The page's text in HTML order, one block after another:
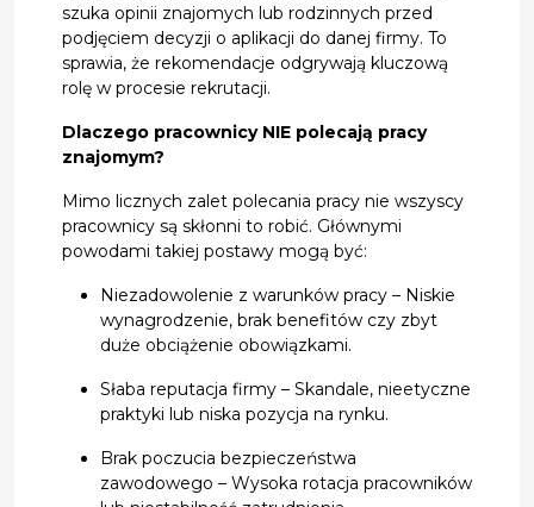
szuka opinii znajomych lub rodzinnych przed
podjęciem decyzji o aplikacji do danej firmy. To
sprawia, że rekomendacje odgrywają kluczową
rolę w procesie rekrutacji.
Dlaczego pracownicy NIE polecają pracy
znajomym?
Mimo licznych zalet polecania pracy nie wszyscy
pracownicy są skłonni to robić. Głównymi
powodami takiej postawy mogą być:
Niezadowolenie z warunków pracy – Niskie
wynagrodzenie, brak benefitów czy zbyt
duże obciążenie obowiązkami.
Słaba reputacja firmy – Skandale, nieetyczne
praktyki lub niska pozycja na rynku.
Brak poczucia bezpieczeństwa
zawodowego – Wysoka rotacja pracowników